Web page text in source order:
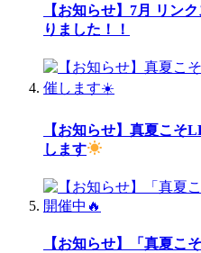
【お知らせ】7月 リン
りました！！
【お知らせ】真夏こそ
します
【お知らせ】「真夏こ